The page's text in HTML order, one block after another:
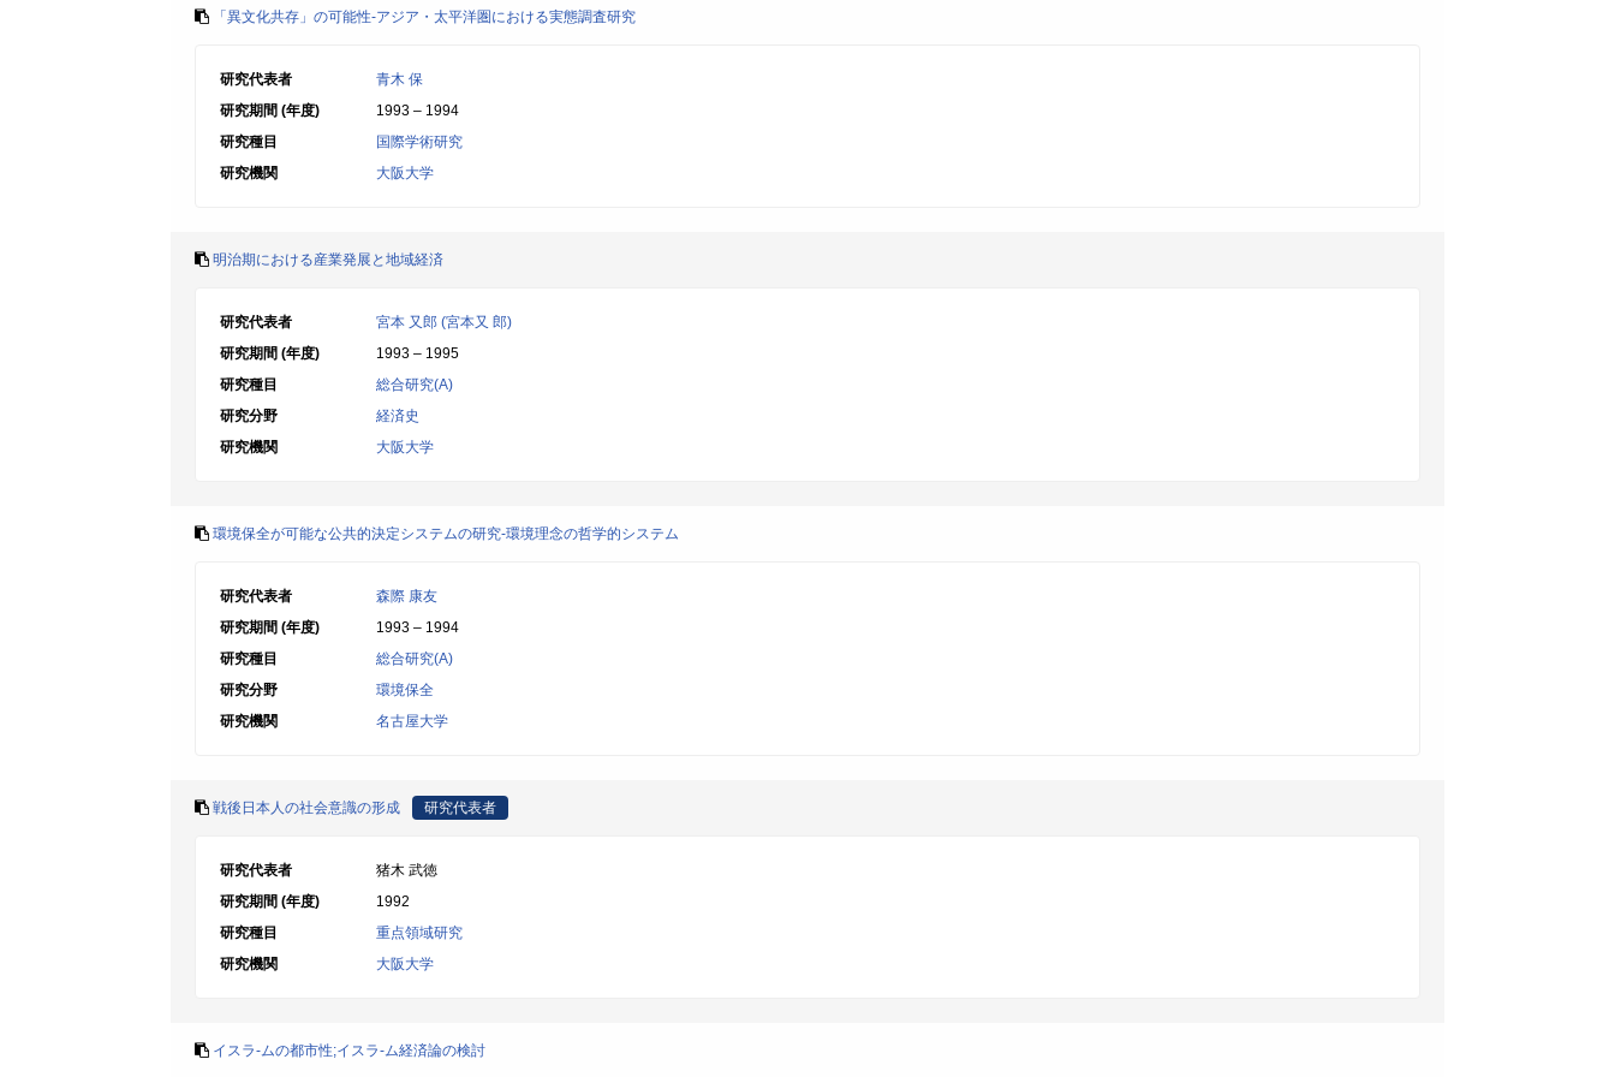
「異文化共存」の可能性-アジア・太平洋圏における実態調査研究
研究代表者
青木 保
研究期間 (年度)
1993 – 1994
研究種目
国際学術研究
研究機関
大阪大学
明治期における産業発展と地域経済
研究代表者
宮本 又郎 (宮本又 郎)
研究期間 (年度)
1993 – 1995
研究種目
総合研究(A)
研究分野
経済史
研究機関
大阪大学
環境保全が可能な公共的決定システムの研究-環境理念の哲学的システム
研究代表者
森際 康友
研究期間 (年度)
1993 – 1994
研究種目
総合研究(A)
研究分野
環境保全
研究機関
名古屋大学
戦後日本人の社会意識の形成 研究代表者
研究代表者
猪木 武徳
研究期間 (年度)
1992
研究種目
重点領域研究
研究機関
大阪大学
イスラ-ムの都市性;イスラ-ム経済論の検討